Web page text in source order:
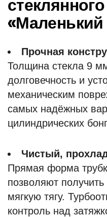
Прочная
Толщина стекла 9
долговечность и
механическим
самых надёжных
цилиндрических
Чистый,
Прямая форма
позволяют
мягкую тягу.
контроль над